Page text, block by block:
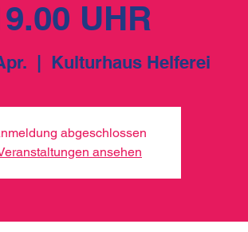
UHR
  |
Kulturhaus Helferei
abgeschlossen
ansehen